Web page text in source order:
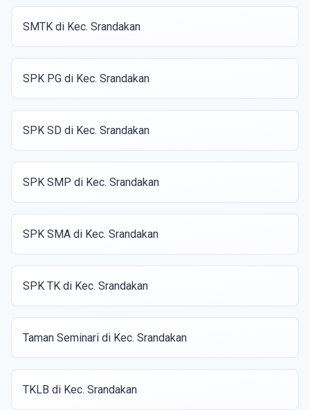
SMTK di Kec. Srandakan
SPK PG di Kec. Srandakan
SPK SD di Kec. Srandakan
SPK SMP di Kec. Srandakan
SPK SMA di Kec. Srandakan
SPK TK di Kec. Srandakan
Taman Seminari di Kec. Srandakan
TKLB di Kec. Srandakan